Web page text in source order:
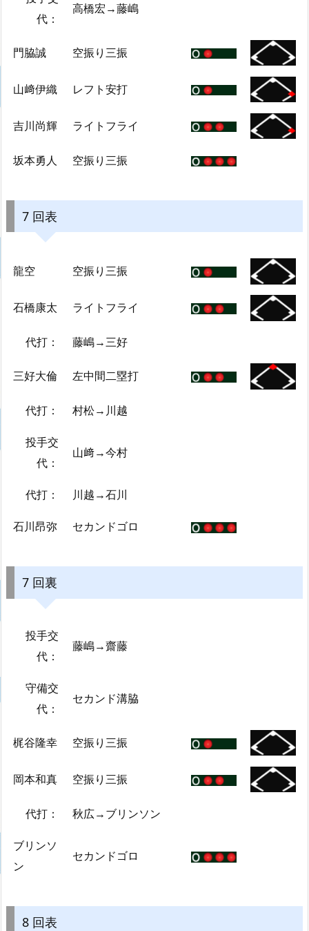
代：
高橋宏→藤嶋
門脇誠 空振り三振
山﨑伊織 レフト安打
吉川尚輝 ライトフライ
坂本勇人 空振り三振
7 回表
龍空 空振り三振
石橋康太 ライトフライ
代打： 藤嶋→三好
三好大倫 左中間二塁打
代打： 村松→川越
投手交
代：
山﨑→今村
代打： 川越→石川
石川昂弥 セカンドゴロ
7 回裏
投手交
代：
藤嶋→齋藤
守備交
代：
セカンド溝脇
梶谷隆幸 空振り三振
岡本和真 空振り三振
代打： 秋広→ブリンソン
ブリンソ
ン
セカンドゴロ
8 回表